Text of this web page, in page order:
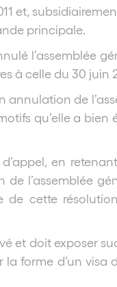
et,
principale.
l’assemblée
à celle du 30 juin
annulation de
qu’elle a
en
l’assemblée
cette
et doit exposer
forme d’un visa